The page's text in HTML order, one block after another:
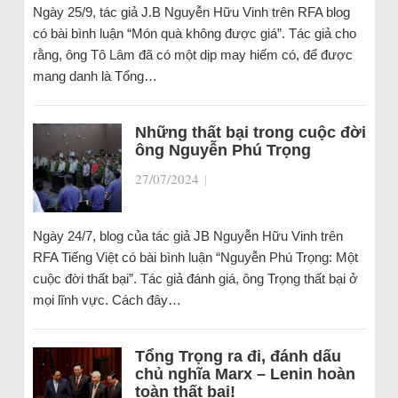
Ngày 25/9, tác giả J.B Nguyễn Hữu Vinh trên RFA blog
có bài bình luận “Món quà không được giá”. Tác giả cho
rằng, ông Tô Lâm đã có một dịp may hiếm có, để được
mang danh là Tổng…
Những thất bại trong cuộc đời
ông Nguyễn Phú Trọng
27/07/2024 |
Ngày 24/7, blog của tác giả JB Nguyễn Hữu Vinh trên
RFA Tiếng Việt có bài bình luận “Nguyễn Phú Trọng: Một
cuộc đời thất bại”. Tác giả đánh giá, ông Trọng thất bại ở
mọi lĩnh vực. Cách đây…
Tổng Trọng ra đi, đánh dấu
chủ nghĩa Marx – Lenin hoàn
toàn thất bại!